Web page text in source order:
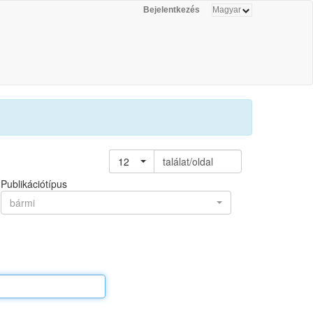
Bejelentkezés
12
találat/oldal
Publikációtípus
bármi